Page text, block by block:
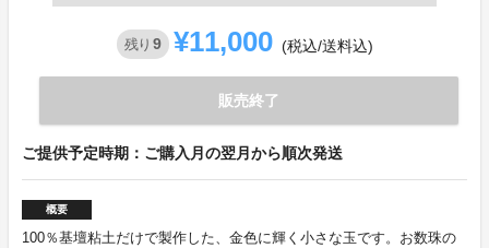
残り 9 ¥11,000 (税込/送料込)
販売終了
ご提供予定時期：ご購入月の翌月から順次発送
概要
100％基壇粘土だけで製作した、金色に輝く小さな玉です。お数珠の